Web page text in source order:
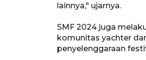
lainnya," ujarnya.
SMF 2024 juga
komunitas yachter
penyelenggaraan